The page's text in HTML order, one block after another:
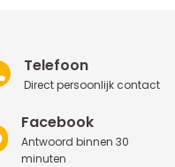
Telefoon
Direct persoonlijk contact
Facebook
Antwoord binnen 30
minuten